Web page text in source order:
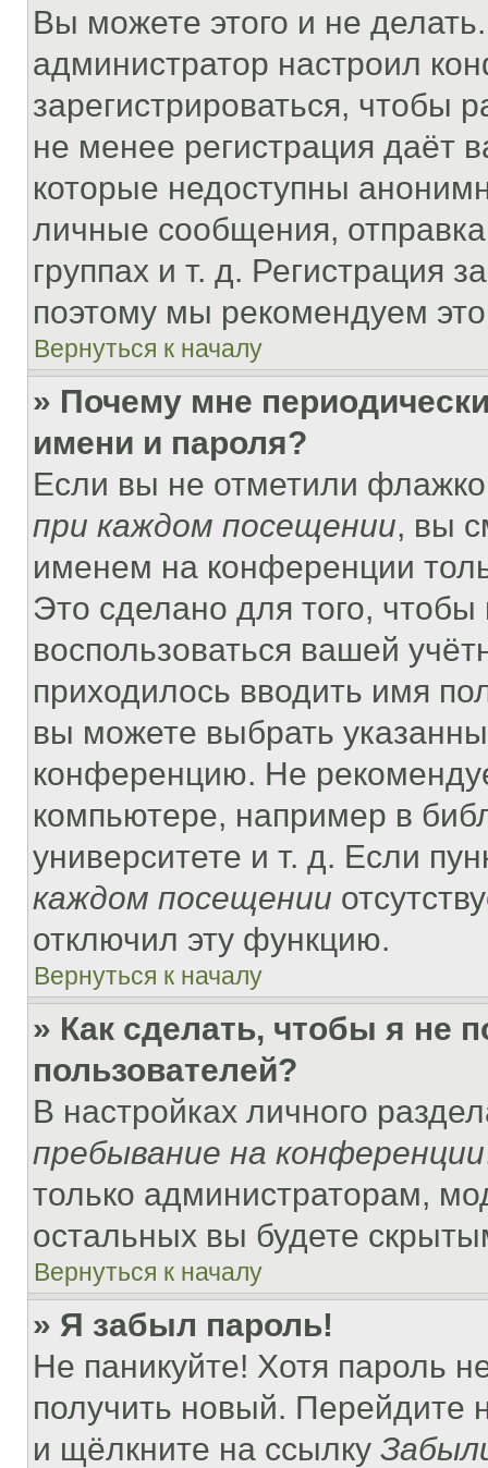
Вы можете этого и не
администратор настроил
зарегистрироваться, чтобы
не менее регистрация даёт
которые недоступны
личные сообщения,
группах и т. д. Регистрация
поэтому мы рекомендуем
Вернуться к началу
» Почему мне
имени и пароля?
Если вы не отметили
при каждом посещении, вы
именем на конференции
Это сделано для того, чтобы
воспользоваться вашей
приходилось вводить имя
вы можете выбрать
конференцию. Не
компьютере, например в
университете и т. д. Если
каждом посещении
отключил эту функцию.
Вернуться к началу
» Как сделать, чтобы я не
пользователей?
В настройках личного
пребывание на конференции
только администраторам,
остальных вы будете
Вернуться к началу
» Я забыл пароль!
Не паникуйте! Хотя пароль
получить новый. Перейдите
и щёлкните на ссылку